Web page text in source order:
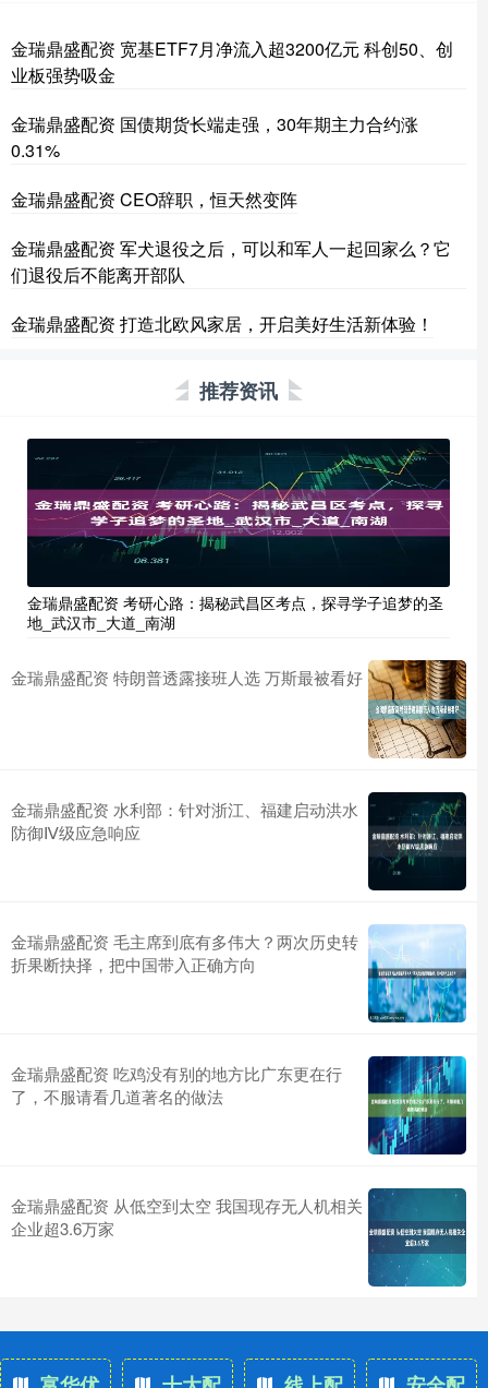
金瑞鼎盛配资 宽基ETF7月净流入超3200亿元 科创50、创
业板强势吸金
金瑞鼎盛配资 国债期货长端走强，30年期主力合约涨
0.31%
金瑞鼎盛配资 CEO辞职，恒天然变阵
金瑞鼎盛配资 军犬退役之后，可以和军人一起回家么？它
们退役后不能离开部队
金瑞鼎盛配资 打造北欧风家居，开启美好生活新体验！
推荐资讯
金瑞鼎盛配资 考研心路：揭秘武昌区考点，探寻学子追梦的圣
地_武汉市_大道_南湖
金瑞鼎盛配资 特朗普透露接班人选 万斯最被看好
金瑞鼎盛配资 水利部：针对浙江、福建启动洪水
防御Ⅳ级应急响应
金瑞鼎盛配资 毛主席到底有多伟大？两次历史转
折果断抉择，把中国带入正确方向
金瑞鼎盛配资 吃鸡没有别的地方比广东更在行
了，不服请看几道著名的做法
金瑞鼎盛配资 从低空到太空 我国现存无人机相关
企业超3.6万家